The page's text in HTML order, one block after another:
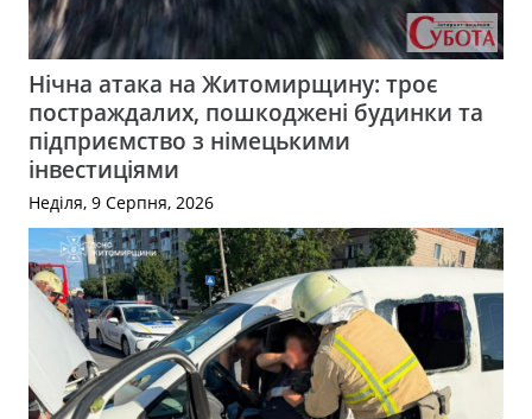
Нічна атака на Житомирщину: троє
постраждалих, пошкоджені будинки та
підприємство з німецькими
інвестиціями
Неділя, 9 Серпня, 2026